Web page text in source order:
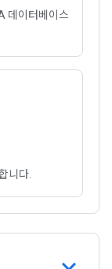
데이터베이스
니다.